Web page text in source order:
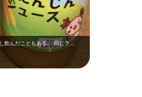
飲んだこともある。 同じラ…